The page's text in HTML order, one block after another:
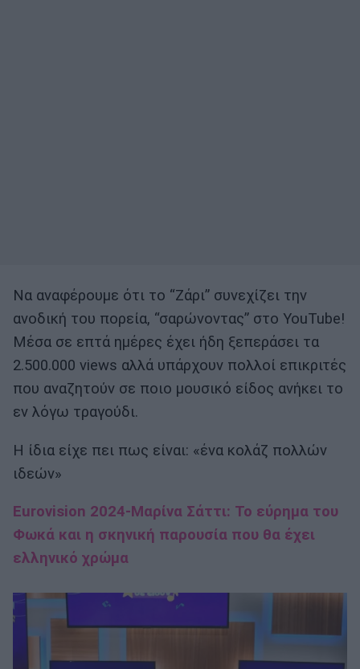
Να αναφέρουμε ότι το “Ζάρι” συνεχίζει την
ανοδική του πορεία, “σαρώνοντας” στο YouTube!
Μέσα σε επτά ημέρες έχει ήδη ξεπεράσει τα
2.500.000 views αλλά υπάρχουν πολλοί επικριτές
που αναζητούν σε ποιο μουσικό είδος ανήκει το
εν λόγω τραγούδι.
Η ίδια είχε πει πως είναι: «ένα κολάζ πολλών
ιδεών»
Eurovision 2024-Μαρίνα Σάττι: Το εύρημα του
Φωκά και η σκηνική παρουσία που θα έχει
ελληνικό χρώμα